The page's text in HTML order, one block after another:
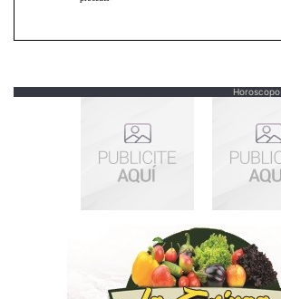
Horoscopo